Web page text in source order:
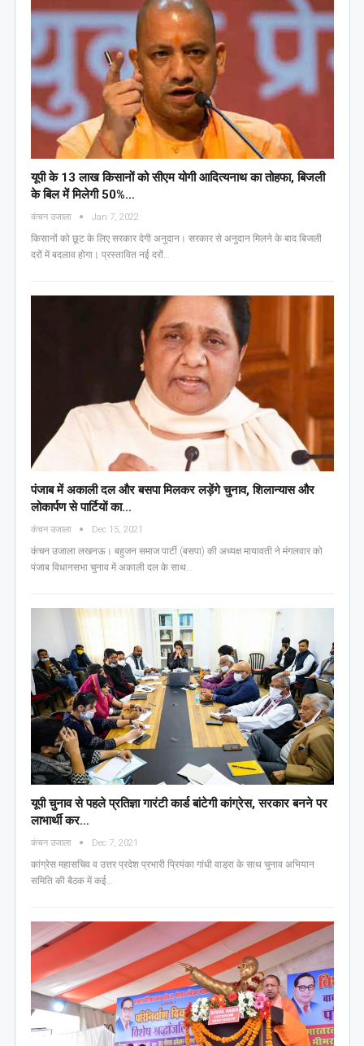
यूपी के 13 लाख किसानों को सीएम योगी आद‍ित्‍यनाथ का तोहफा, ब‍िजली
के ब‍िल में म‍िलेगी 50%…
कंचन उजाला Jan 7, 2022
किसानों को छूट के लिए सरकार देगी अनुदान। सरकार से अनुदान मिलने के बाद बिजली
दरों में बदलाव होगा। प्रस्तावित नई दरों…
पंजाब में अकाली दल और बसपा मिलकर लड़ेंगे चुनाव, शिलान्यास और
लोकार्पण से पार्टियों का…
कंचन उजाला Dec 15, 2021
कंचन उजाला लखनऊ। बहुजन समाज पार्टी (बसपा) की अध्यक्ष मायावती ने मंगलवार को
पंजाब विधानसभा चुनाव में अकाली दल के साथ…
यूपी चुनाव से पहले प्रतिज्ञा गारंटी कार्ड बांटेगी कांग्रेस, सरकार बनने पर
लाभार्थी कर…
कंचन उजाला Dec 7, 2021
कांग्रेस महासचिव व उत्तर प्रदेश प्रभारी प्रियंका गांधी वाड्रा के साथ चुनाव अभियान
समिति की बैठक में कई…